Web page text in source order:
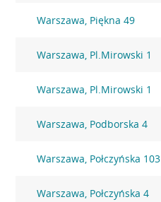
Warszawa, Piękna 49
Warszawa, Pl.Mirowski 1
Warszawa, Pl.Mirowski 1
Warszawa, Podborska 4
Warszawa, Połczyńska 103
Warszawa, Połczyńska 4